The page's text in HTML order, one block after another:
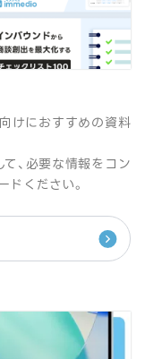
けにおすすめの資料
、必要な情報をコン
ドください。